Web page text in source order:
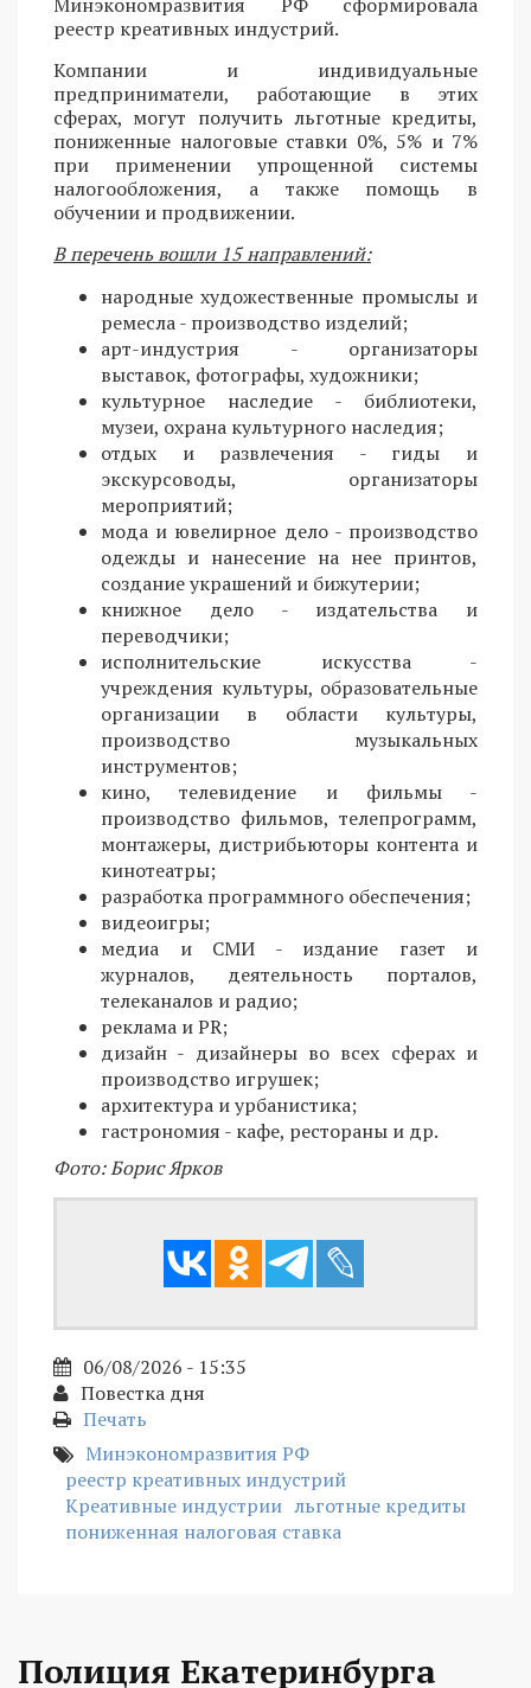
Минэкономразвития РФ сформировала
реестр креативных индустрий.
Компании и индивидуальные
предприниматели, работающие в этих
сферах, могут получить льготные кредиты,
пониженные налоговые ставки 0%, 5% и 7%
при применении упрощенной системы
налогообложения, а также помощь в
обучении и продвижении.
В перечень вошли 15 направлений:
народные художественные промыслы и
ремесла - производство изделий;
арт-индустрия - организаторы
выставок, фотографы, художники;
культурное наследие - библиотеки,
музеи, охрана культурного наследия;
отдых и развлечения - гиды и
экскурсоводы, организаторы
мероприятий;
мода и ювелирное дело - производство
одежды и нанесение на нее принтов,
создание украшений и бижутерии;
книжное дело - издательства и
переводчики;
исполнительские искусства -
учреждения культуры, образовательные
организации в области культуры,
производство музыкальных
инструментов;
кино, телевидение и фильмы -
производство фильмов, телепрограмм,
монтажеры, дистрибьюторы контента и
кинотеатры;
разработка программного обеспечения;
видеоигры;
медиа и СМИ - издание газет и
журналов, деятельность порталов,
телеканалов и радио;
реклама и PR;
дизайн - дизайнеры во всех сферах и
производство игрушек;
архитектура и урбанистика;
гастрономия - кафе, рестораны и др.
Фото: Борис Ярков
06/08/2026 - 15:35
Повестка дня
Печать
Минэкономразвития РФ
реестр креативных индустрий
Креативные индустрии льготные кредиты
пониженная налоговая ставка
Полиция Екатеринбурга